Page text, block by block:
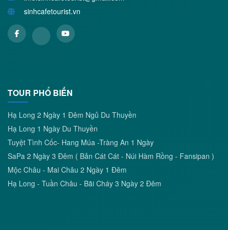
sinhcafetourist.vn
TOUR PHỔ BIẾN
Hạ Long 2 Ngày 1 Đêm Ngủ Du Thuyền
Hạ Long 1 Ngày Du Thuyền
Tuyệt Tình Cốc- Hang Múa -Tràng An 1 Ngày
SaPa 2 Ngày 3 Đêm ( Bản Cát Cát - Núi Hàm Rồng - Fansipan )
Mộc Châu - Mai Châu 2 Ngày 1 Đêm
Hạ Long - Tuần Châu - Bãi Cháy 3 Ngày 2 Đêm